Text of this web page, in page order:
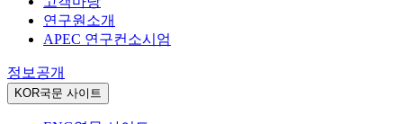
연구원소개
APEC 연구컨소시엄
정보공개
KOR국문 사이트